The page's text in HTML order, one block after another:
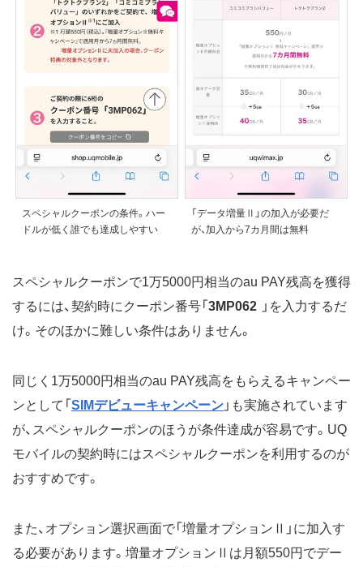
スペシャルクーポンの条件。ハー
ドルが低く誰でも達成しやすい
「データ増量Ⅱ」の加入が必要だ
が、加入から7カ月間は無料
スペシャルクーポンで1万5000円相当のau PAY残高を獲得
するには、契約時にクーポン番号「 3MP062 」を入力するだ
け。そのほかに難しい条件はありません。
同じく1万5000円相当のau PAY残高をもらえるキャンペー
ンとして「 SIMデビューキャンペーン 」も実施されています
が、スペシャルクーポンのほうが条件達成が容易です。UQ
モバイルの契約時にはスペシャルクーポンを利用するのが
おすすめです。
また、オプション選択画面で「増量オプションⅡ」に加入す
る必要があります。増量オプションⅡは月額550円でデー